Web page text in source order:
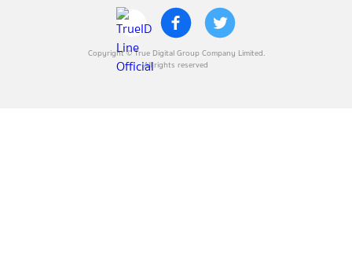
Copyright © True Digital Group Company Limited.
All rights reserved